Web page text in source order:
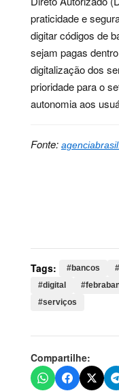
praticidade e
digitar códigos de
sejam pagas
digitalização dos
prioridade para o
autonomia aos
Fonte:
Tags: #bancos
#digital
#serviços
Compartilhe: